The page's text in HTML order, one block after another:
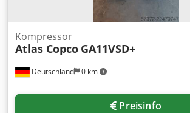
Deutschland 0 km
Kompressor
Atlas Copco GA11VSD+
Preisinfo